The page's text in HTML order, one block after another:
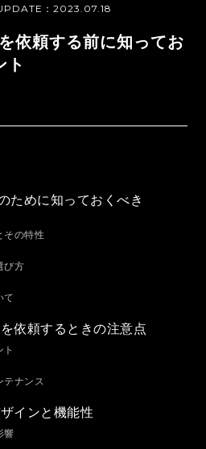
：2023.07.18
依頼する前に知ってお
ト
めに知っておくべき
その特性
び方
て
依頼するときの注意点
テナンス
インと機能性
響